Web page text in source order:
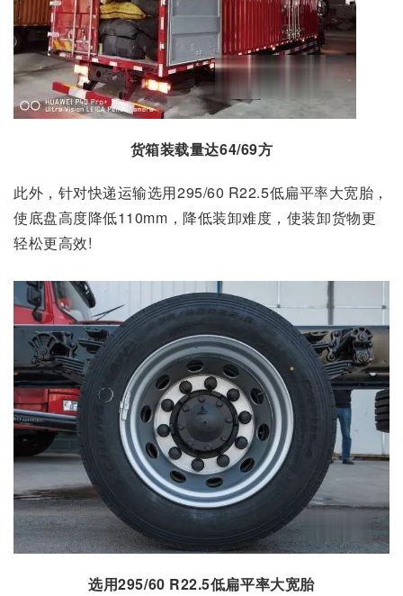
货箱装载量达64/69方
此外，针对快递运输选用295/60 R22.5低扁平率大宽胎，
使底盘高度降低110mm，降低装卸难度，使装卸货物更
轻松更高效!
选用295/60 R22.5低扁平率大宽胎